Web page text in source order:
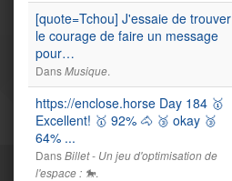
[quote=Tchou] J'essaie de trouver
le courage de faire un message
pour…
DansMusique.
https://enclose.horse Day 184 🥇
Excellent! 🥇 92% 🐴 🥉 okay 🥉
64% ...
DansBillet - Un jeu d'optimisation de
l'espace : 🐎.